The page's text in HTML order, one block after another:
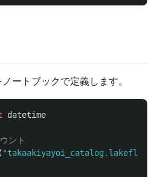
ートブックで定義します。
datetime
( "